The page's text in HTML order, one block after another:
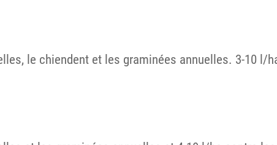
le chiendent et les graminées annuelles. 3-10 l/